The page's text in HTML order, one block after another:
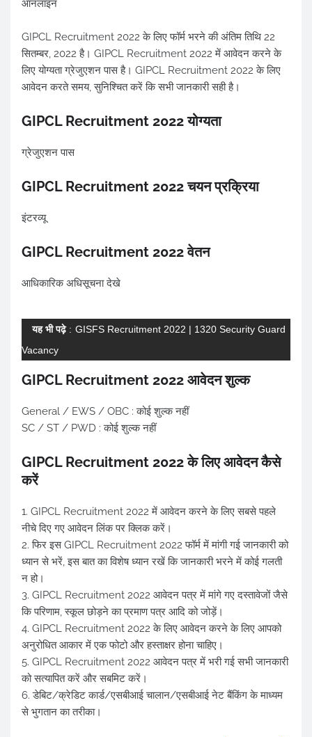
ऑनलाइन
GIPCL Recruitment 2022 के लिए फॉर्म भरने की अंतिम तिथि 22
सितम्बर, 2022 है। GIPCL Recruitment 2022 में आवेदन करने के
लिए योग्यता ग्रेजुएशन पास है। GIPCL Recruitment 2022 के लिए
आवेदन करते समय, सुनिश्चित करें कि सभी जानकारी सही है।
GIPCL Recruitment 2022 योग्यता
ग्रेजुएशन पास
GIPCL Recruitment 2022 चयन प्रक्रिया
इंटरव्यू
GIPCL Recruitment 2022 वेतन
आधिकारिक अधिसूचना देखे
यह भी पढ़े: GISFS Recruitment 2022 | 1320 Security Guard
Vacancy
GIPCL Recruitment 2022 आवेदन शुल्क
General / EWS / OBC : कोई शुल्क नहीं
SC / ST / PWD : कोई शुल्क नहीं
GIPCL Recruitment 2022 के लिए आवेदन कैसे
करें
1. GIPCL Recruitment 2022 में आवेदन करने के लिए सबसे पहले
नीचे दिए गए आवेदन लिंक पर क्लिक करें।
2. फिर इस GIPCL Recruitment 2022 फॉर्म में मांगी गई जानकारी को
ध्यान से भरें, इस बात का विशेष ध्यान रखें कि जानकारी भरने में कोई गलती
न हो।
3. GIPCL Recruitment 2022 आवेदन पत्र में मांगे गए दस्तावेजों जैसे
कि परिणाम, स्कूल छोड़ने का प्रमाण पत्र आदि को जोड़ें।
4. GIPCL Recruitment 2022 के लिए आवेदन करने के लिए आपको
अनुरोधित आकार में एक फोटो और हस्ताक्षर होना चाहिए।
5. GIPCL Recruitment 2022 आवेदन पत्र में भरी गई सभी जानकारी
को सत्यापित करें और सबमिट करें।
6. डेबिट/क्रेडिट कार्ड/एसबीआई चालान/एसबीआई नेट बैंकिंग के माध्यम
से भुगतान का तरीका।